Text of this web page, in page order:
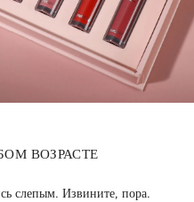
ВОЗРАСТЕ
слепым. Извините, пора.